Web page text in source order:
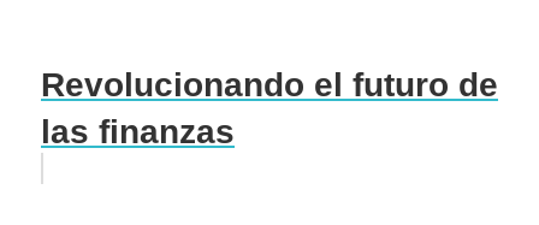
Revolucionando el futuro de
las finanzas